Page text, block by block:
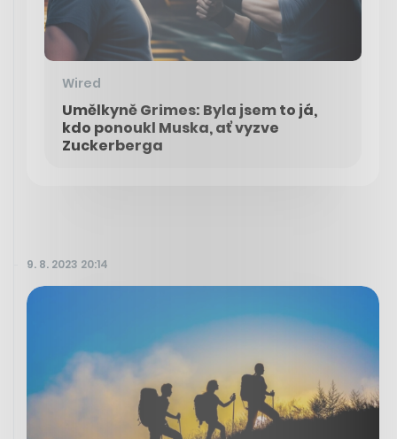
Wired
Umělkyně Grimes: Byla jsem to já,
kdo ponoukl Muska, ať vyzve
Zuckerberga
9. 8. 2023 20:14